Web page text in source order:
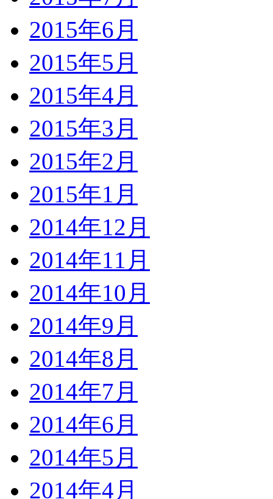
2015年6月
2015年5月
2015年4月
2015年3月
2015年2月
2015年1月
2014年12月
2014年11月
2014年10月
2014年9月
2014年8月
2014年7月
2014年6月
2014年5月
2014年4月